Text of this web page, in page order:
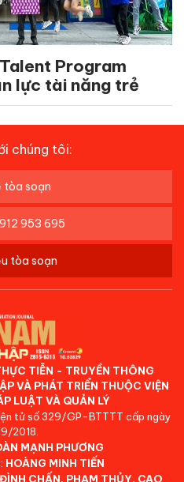
Program
lực tài năng trẻ
chúng tôi:
tòa soạn
953 695
tòa soạn
TIỄN - TRUYỀN THÔNG
VÀ PHÁT TRIỂN THUỘC VIỆN
LUẬT VÀ QUẢN LÝ
tử số 329/GP-BTTTT cấp ngày
2018.
MẠNH PHƯƠNG
HOÀNG MINH TIẾN
CHẤN, PHẠM THỦY, CAO